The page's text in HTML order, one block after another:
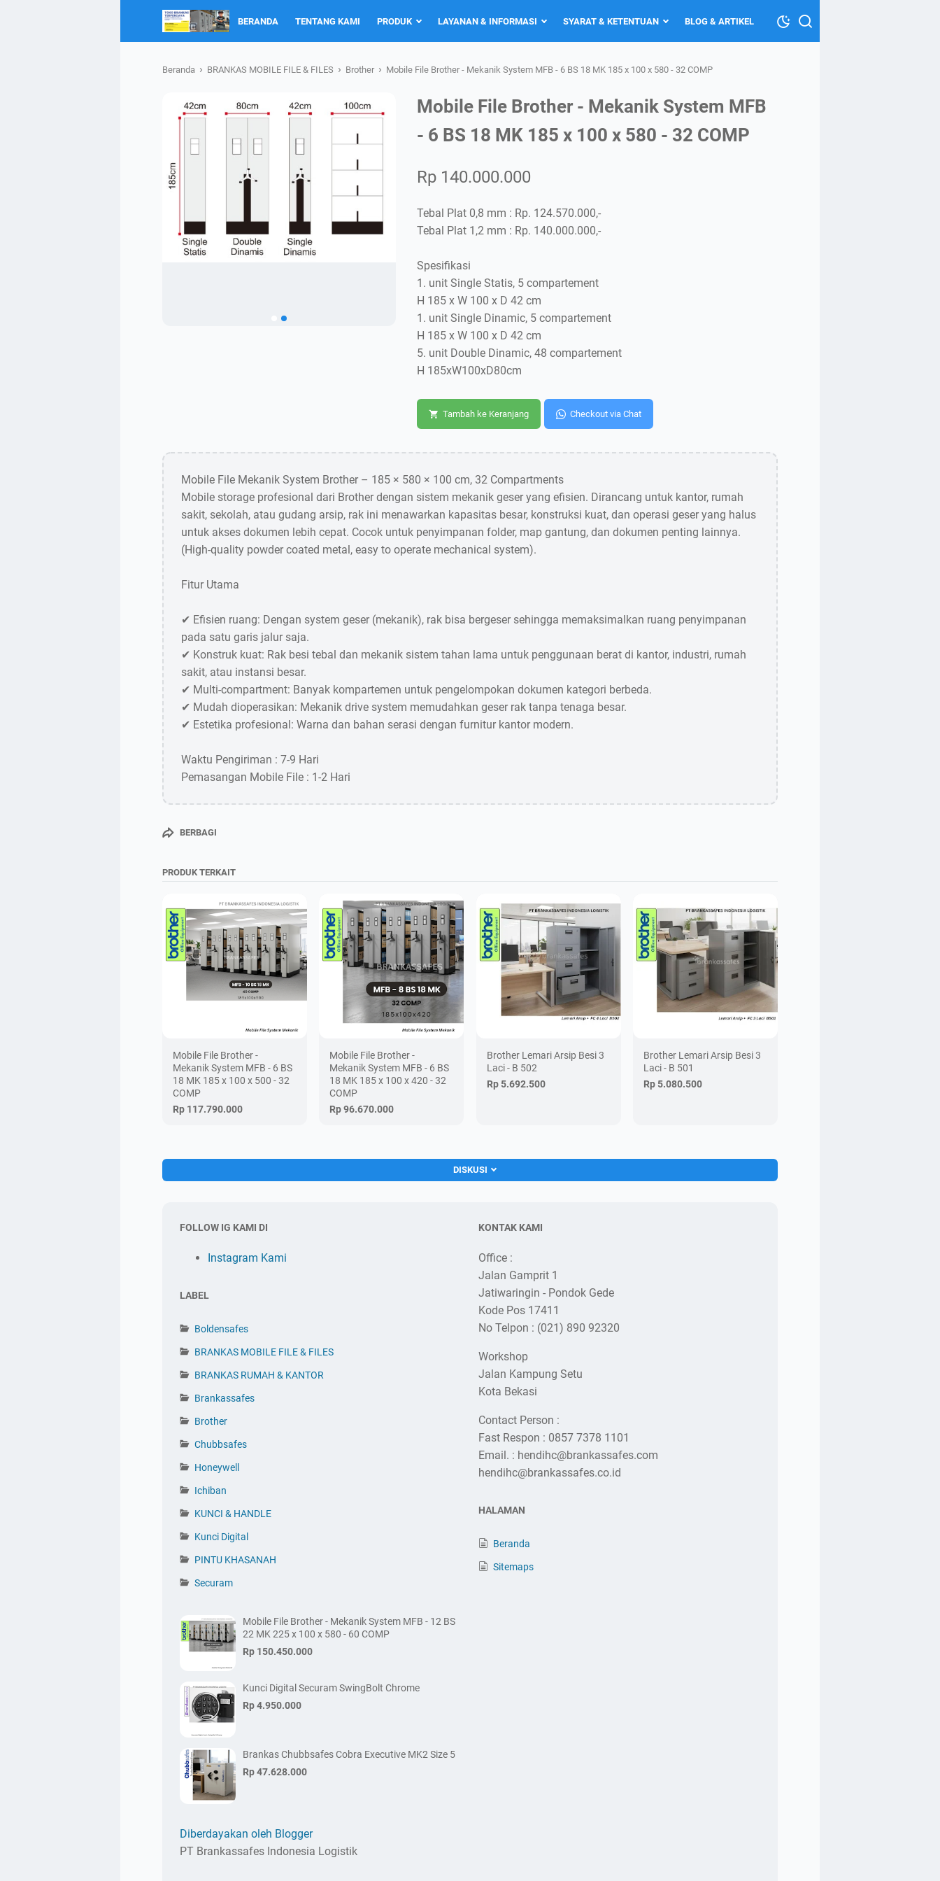
BERANDA TENTANG KAMI PRODUK LAYANAN & INFORMASI SYARAT & KETENTUAN BLOG & ARTIKEL
Beranda › BRANKAS MOBILE FILE & FILES › Brother › Mobile File Brother - Mekanik System MFB - 6 BS 18 MK 185 x 100 x 580 - 32 COMP
Mobile File Brother - Mekanik System MFB
- 6 BS 18 MK 185 x 100 x 580 - 32 COMP
Rp 140.000.000
Tebal Plat 0,8 mm : Rp. 124.570.000,-
Tebal Plat 1,2 mm : Rp. 140.000.000,-
Spesifikasi
1. unit Single Statis, 5 compartement
H 185 x W 100 x D 42 cm
1. unit Single Dinamic, 5 compartement
H 185 x W 100 x D 42 cm
5. unit Double Dinamic, 48 compartement
H 185xW100xD80cm
Tambah ke Keranjang Checkout via Chat
Mobile File Mekanik System Brother – 185 × 580 × 100 cm, 32 Compartments
Mobile storage profesional dari Brother dengan sistem mekanik geser yang efisien. Dirancang untuk kantor, rumah
sakit, sekolah, atau gudang arsip, rak ini menawarkan kapasitas besar, konstruksi kuat, dan operasi geser yang halus
untuk akses dokumen lebih cepat. Cocok untuk penyimpanan folder, map gantung, dan dokumen penting lainnya.
(High-quality powder coated metal, easy to operate mechanical system).
Fitur Utama
✔ Efisien ruang: Dengan system geser (mekanik), rak bisa bergeser sehingga memaksimalkan ruang penyimpanan
pada satu garis jalur saja.
✔ Konstruk kuat: Rak besi tebal dan mekanik sistem tahan lama untuk penggunaan berat di kantor, industri, rumah
sakit, atau instansi besar.
✔ Multi-compartment: Banyak kompartemen untuk pengelompokan dokumen kategori berbeda.
✔ Mudah dioperasikan: Mekanik drive system memudahkan geser rak tanpa tenaga besar.
✔ Estetika profesional: Warna dan bahan serasi dengan furnitur kantor modern.
Waktu Pengiriman : 7-9 Hari
Pemasangan Mobile File : 1-2 Hari
BERBAGI
PRODUK TERKAIT
Mobile File Brother -
Mekanik System MFB - 6 BS
18 MK 185 x 100 x 500 - 32
COMP
Rp 117.790.000
Mobile File Brother -
Mekanik System MFB - 6 BS
18 MK 185 x 100 x 420 - 32
COMP
Rp 96.670.000
Brother Lemari Arsip Besi 3
Laci - B 502
Rp 5.692.500
Brother Lemari Arsip Besi 3
Laci - B 501
Rp 5.080.500
DISKUSI
FOLLOW IG KAMI DI
Instagram Kami
LABEL
Boldensafes
BRANKAS MOBILE FILE & FILES
BRANKAS RUMAH & KANTOR
Brankassafes
Brother
Chubbsafes
Honeywell
Ichiban
KUNCI & HANDLE
Kunci Digital
PINTU KHASANAH
Securam
Mobile File Brother - Mekanik System MFB - 12 BS
22 MK 225 x 100 x 580 - 60 COMP
Rp 150.450.000
Kunci Digital Securam SwingBolt Chrome
Rp 4.950.000
Brankas Chubbsafes Cobra Executive MK2 Size 5
Rp 47.628.000
Diberdayakan oleh Blogger
PT Brankassafes Indonesia Logistik
KONTAK KAMI
Office :
Jalan Gamprit 1
Jatiwaringin - Pondok Gede
Kode Pos 17411
No Telpon : (021) 890 92320
Workshop
Jalan Kampung Setu
Kota Bekasi
Contact Person :
Fast Respon : 0857 7378 1101
Email. : hendihc@brankassafes.com
hendihc@brankassafes.co.id
HALAMAN
Beranda
Sitemaps